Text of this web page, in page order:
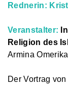
Rednerin:
Veranstalter:
Religion des
Armina
Der Vortrag